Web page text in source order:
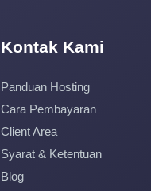
Kontak Kami
Panduan Hosting
Cara Pembayaran
Client Area
Syarat & Ketentuan
Blog